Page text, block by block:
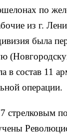
по
из г.
была
в состав 11
операции.
стрелковым